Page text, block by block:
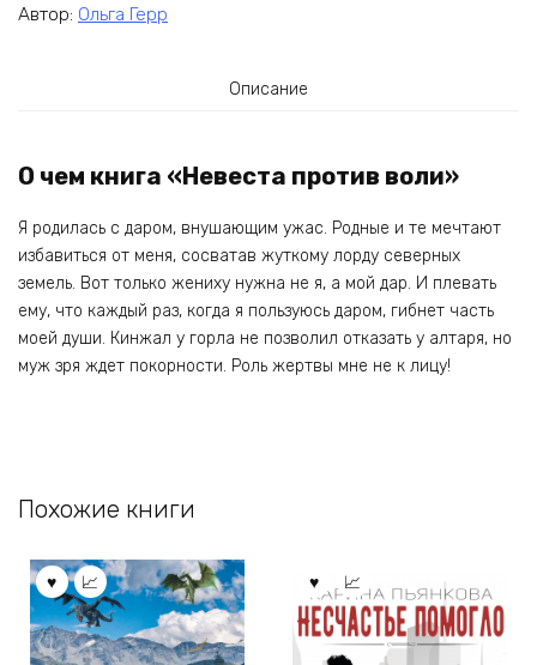
Автор: Ольга Герр
Описание
О чем книга «Невеста против воли»
Я родилась с даром, внушающим ужас. Родные и те мечтают
избавиться от меня, сосватав жуткому лорду северных
земель. Вот только жениху нужна не я, а мой дар. И плевать
ему, что каждый раз, когда я пользуюсь даром, гибнет часть
моей души. Кинжал у горла не позволил отказать у алтаря, но
муж зря ждет покорности. Роль жертвы мне не к лицу!
Похожие книги